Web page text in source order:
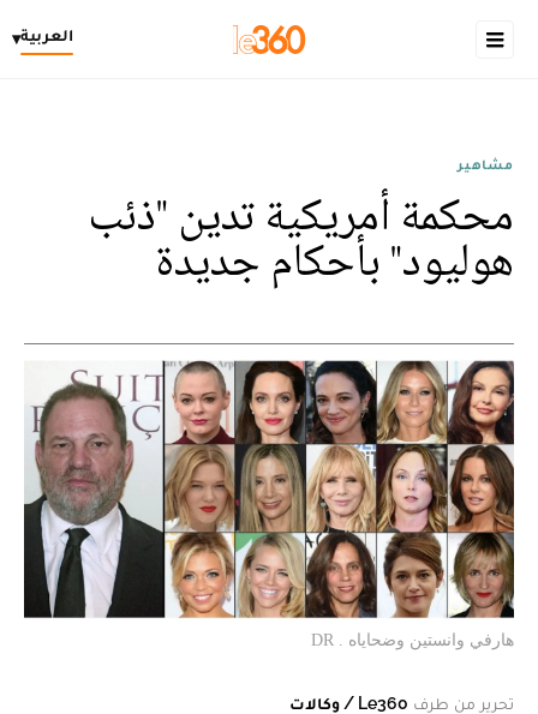
العربية▾
مشاهير
محكمة أمريكية تدين "ذئب
هوليود" بأحكام جديدة
هارفي وانستين وضحاياه . DR
تحرير من طرف Le360 / وكالات